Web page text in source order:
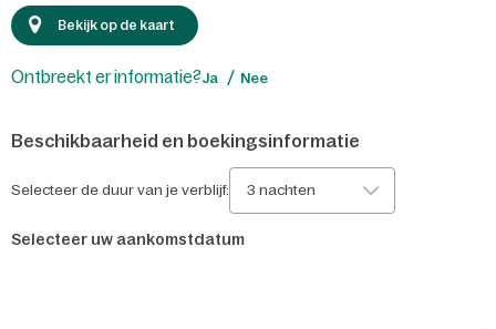
Bekijk op de kaart
Ontbreekt er informatie?Ja Nee
Beschikbaarheid en boekingsinformatie
Selecteer de duur van je verblijf: 3 nachten
Selecteer uw aankomstdatum